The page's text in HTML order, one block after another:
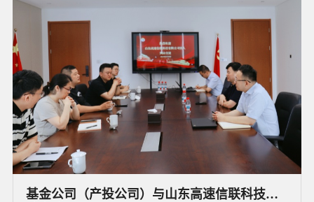
基金公司（产投公司）与山东高速信联科技座